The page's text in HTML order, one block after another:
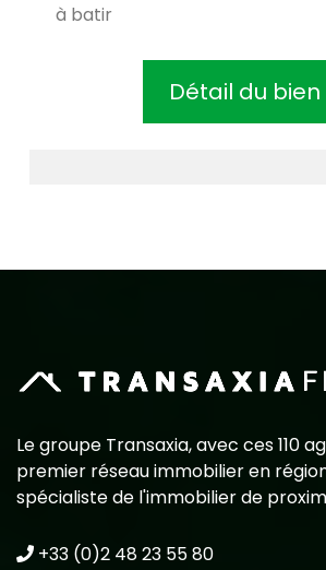
à batir
Détail du bien
Le groupe Transaxia, avec ces 110
premier réseau immobilier en
spécialiste de l'immobilier de
+33 (0)2 48 23 55 80